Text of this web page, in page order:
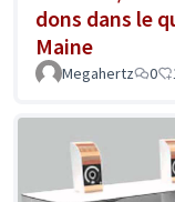
dons dans le
Maine
Megahertz 0